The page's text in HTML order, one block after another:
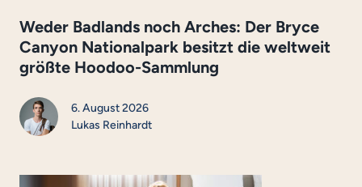
Weder Badlands noch Arches: Der Bryce
Canyon Nationalpark besitzt die weltweit
größte Hoodoo-Sammlung
6. August 2026
Lukas Reinhardt